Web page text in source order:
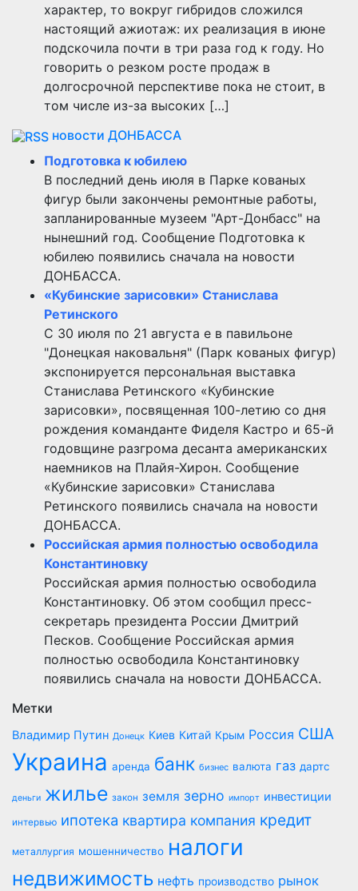
характер, то вокруг гибридов сложился
настоящий ажиотаж: их реализация в июне
подскочила почти в три раза год к году. Но
говорить о резком росте продаж в
долгосрочной перспективе пока не стоит, в
том числе из-за высоких […]
новости ДОНБАССА
Подготовка к юбилею
В последний день июля в Парке кованых
фигур были закончены ремонтные работы,
запланированные музеем "Арт-Донбасс" на
нынешний год. Сообщение Подготовка к
юбилею появились сначала на новости
ДОНБАССА.
«Кубинские зарисовки» Станислава
Ретинского
С 30 июля по 21 августа е в павильоне
"Донецкая наковальня" (Парк кованых фигур)
экспонируется персональная выставка
Станислава Ретинского «Кубинские
зарисовки», посвященная 100-летию со дня
рождения команданте Фиделя Кастро и 65-й
годовщине разгрома десанта американских
наемников на Плайя-Хирон. Сообщение
«Кубинские зарисовки» Станислава
Ретинского появились сначала на новости
ДОНБАССА.
Российская армия полностью освободила
Константиновку
Российская армия полностью освободила
Константиновку. Об этом сообщил пресс-
секретарь президента России Дмитрий
Песков. Сообщение Российская армия
полностью освободила Константиновку
появились сначала на новости ДОНБАССА.
Метки
Владимир Путин Донецк Киев Китай Крым Россия США
Украина аренда банк бизнес валюта газ дартс
деньги жилье закон земля зерно импорт инвестиции
интервью ипотека квартира компания кредит
металлургия мошенничество налоги
недвижимость нефть производство рынок